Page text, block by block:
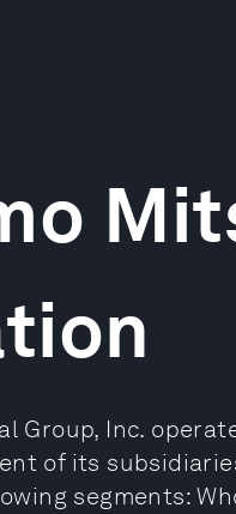
Group, Inc.
of its
segments: